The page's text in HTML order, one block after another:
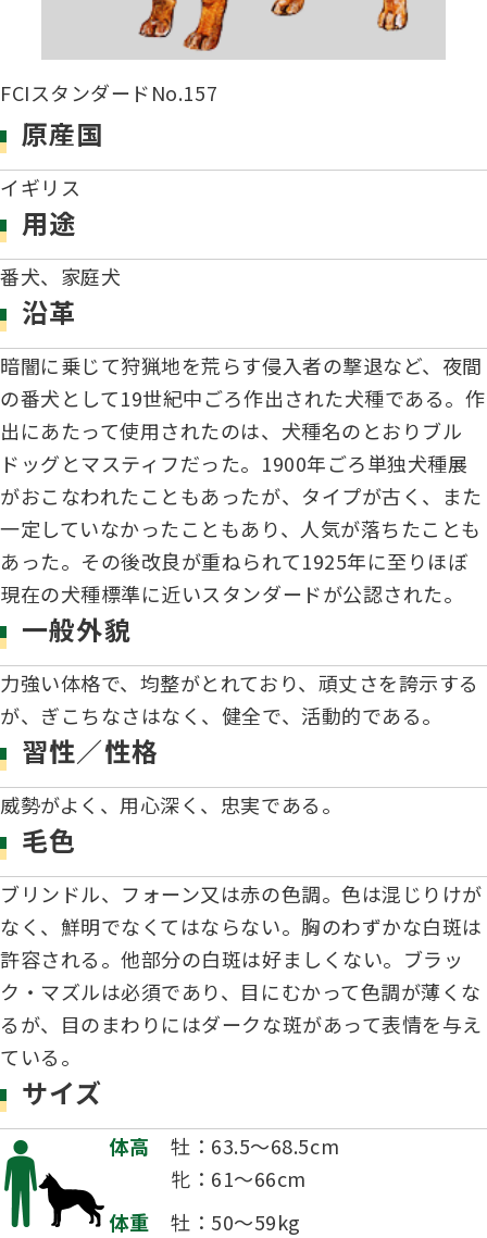
入会のご案内
3分でわかるジャパンケネルクラブ
ジャパンケネルクラブチャンネルYouTube
ガゼットのご案内
犬種別犬籍登録頭数
長寿犬表彰について
災害救助犬の育成
ジャックブログ
チャンピオンタイトル
繁殖についての基礎知識
正しいブリーディングと守るべき心得
ティーカッププードル、豆柴について
遺伝子疾患について考えよう
「動物の愛護及び管理に関する法律」
股関節形成不全症(HD)と肘関節異形成症(ED)について
人工授精について
子犬を繁殖した方へ 〜 子犬の正式な名前のつけ方
血統証明書・よくあるご質問
Obtaining the JKC Certified Export Pedigree
JKCブリーディングアワード
訓練競技会
アジリティー競技会
フライボール競技会
オビディエンス競技会
IGP
BH
ドッグダンス
トリミング競技会
ハンドリング競技会
ジュニアハンドラー
過去の大会結果
犬の絵コンクールについて
愛犬とのふれあい写真コンテストについて
ジャックお面を作ってあそぼう♪
スチュワード
審査員
アニマル衛生士
自主研修会／日程
FCIスタンダードNo.157
原産国
イギリス
用途
番犬、家庭犬
沿革
暗闇に乗じて狩猟地を荒らす侵入者の撃退など、夜間
の番犬として19世紀中ごろ作出された犬種である。作
出にあたって使用されたのは、犬種名のとおりブル
ドッグとマスティフだった。1900年ごろ単独犬種展
がおこなわれたこともあったが、タイプが古く、また
一定していなかったこともあり、人気が落ちたことも
あった。その後改良が重ねられて1925年に至りほぼ
現在の犬種標準に近いスタンダードが公認された。
一般外貌
力強い体格で、均整がとれており、頑丈さを誇示する
が、ぎこちなさはなく、健全で、活動的である。
習性／性格
威勢がよく、用心深く、忠実である。
毛色
ブリンドル、フォーン又は赤の色調。色は混じりけが
なく、鮮明でなくてはならない。胸のわずかな白斑は
許容される。他部分の白斑は好ましくない。ブラッ
ク・マズルは必須であり、目にむかって色調が薄くな
るが、目のまわりにはダークな斑があって表情を与え
ている。
サイズ
体高
牡：63.5～68.5cm
牝：61～66cm
体重
牡：50～59kg